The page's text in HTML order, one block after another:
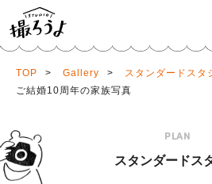
TOP > Gallery > スタンダードスタ
ご結婚10周年の家族写真
PLAN
スタンダードス